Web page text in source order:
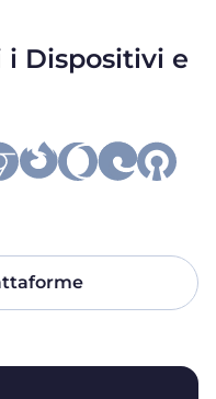
i Dispositivi e